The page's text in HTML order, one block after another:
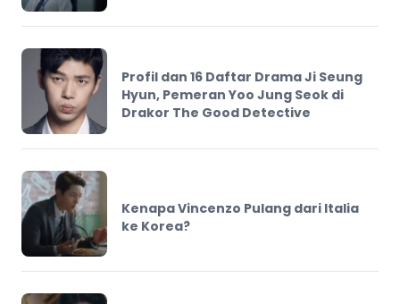
Profil dan 16 Daftar Drama Ji Seung
Hyun, Pemeran Yoo Jung Seok di
Drakor The Good Detective
Kenapa Vincenzo Pulang dari Italia
ke Korea?